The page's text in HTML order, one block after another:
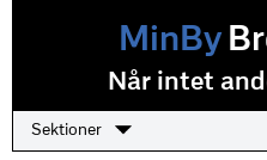
MinBy
Når intet
Sektioner